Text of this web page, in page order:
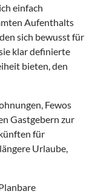
einfach
Aufenthalts
sich bewusst für
klar definierte
bieten, den
Fewos
Gastgebern zur
für
Urlaube,